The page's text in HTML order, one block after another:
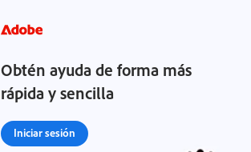
Obtén ayuda de forma más
rápida y sencilla
Iniciar sesión